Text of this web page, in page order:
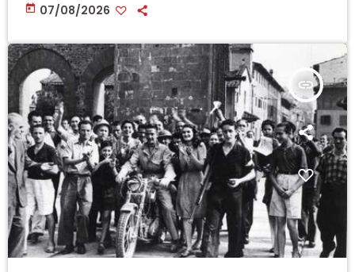
today 07/08/2026
insert_link